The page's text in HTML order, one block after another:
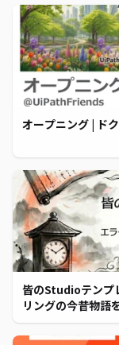
オープニング | ド
皆のStudioテンプ
リングの今昔物語